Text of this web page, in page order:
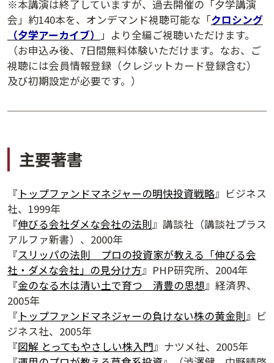
※本講演は終了していますが、過去開催の「夕学講演
会」約140本を、オンデマンド視聴可能な「クロシング
（夕学アーカイブ）
」より全編ご視聴いただけます。
（お申込み後、7日間無料体験いただけます。なお、ご
視聴には会員情報登録（クレジットカード登録含む）
及び初期設定が必要です。）
主要著書
『 トップファンドマネジャーの明快投資戦略』ビジネス
社、1999年
『伸びる会社ダメな会社の法則』講談社（講談社プラス
アルファ新書）、2000年
『スリッパの法則 プロの投資家が教える「伸びる会
社・ダメな会社」の見分け方』PHP研究所、2004年
『金のなる木は清い土で育つ 清豊の思想』経済界、
2005年
『 トップファンドマネジャーの負けない株の黄金則』ビ
ジネス社、2005年
『図解 とってもやさしい株入門』ナツメ社、2005年
夕学レポート